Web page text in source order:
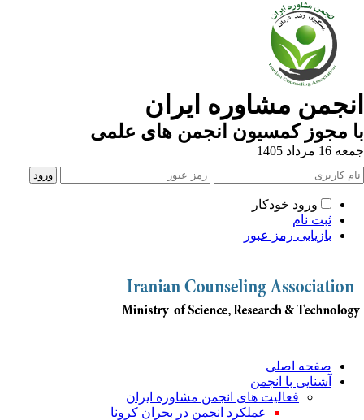
مشاوره ایران
مجوز کمسیون انجمن های علمی
مرداد 1405
ورود خودکار
ثبت نام
بازیابی رمز عبور
صفحه اصلی
آشنایی با انجمن
فعالیت های انجمن مشاوره ایران
عملکرد انجمن در بحران کرونا